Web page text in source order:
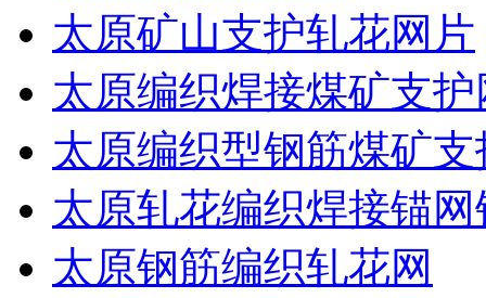
太原矿山支护轧花网片
太原编织焊接煤矿支护
太原编织型钢筋煤矿
太原轧花编织焊接锚
太原钢筋编织轧花网